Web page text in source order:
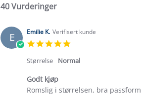
40 Vurderinger
E Emilie K. Verifisert kunde
rating
Størrelse Normal
Godt kjøp
Review
review
Romslig i størrelsen, bra passform